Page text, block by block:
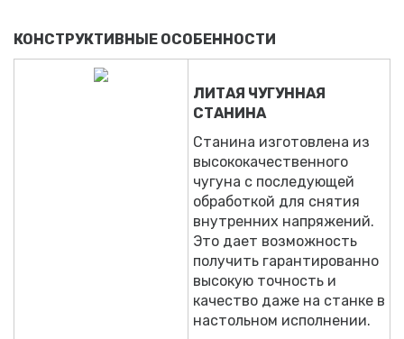
КОНСТРУКТИВНЫЕ ОСОБЕННОСТИ
ЛИТАЯ ЧУГУННАЯ
СТАНИНА
Станина изготовлена из
высококачественного
чугуна с последующей
обработкой для снятия
внутренних напряжений.
Это дает возможность
получить гарантированно
высокую точность и
качество даже на станке в
настольном исполнении.